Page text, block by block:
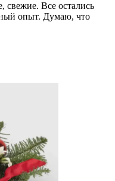
свежие. Все остались
опыт. Думаю, что